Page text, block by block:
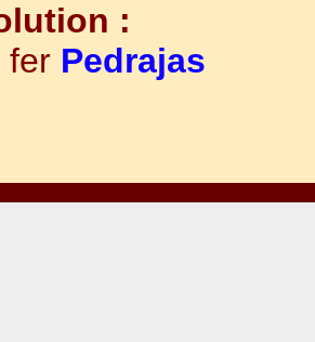
:
fer Pedrajas